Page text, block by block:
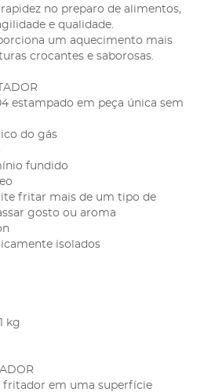
no preparo de alimentos,
e qualidade.
um aquecimento mais
crocantes e saborosas.
estampado em peça única sem
do gás
fundido
fritar mais de um tipo de
gosto ou aroma
isolados
kg
fritador em uma superfície